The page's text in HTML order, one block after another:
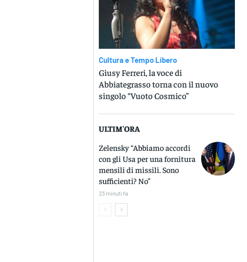
Cultura e Tempo Libero
Giusy Ferreri, la voce di
Abbiategrasso torna con il nuovo
singolo “Vuoto Cosmico”
ULTIM'ORA
Zelensky “Abbiamo accordi
con gli Usa per una fornitura
mensili di missili. Sono
sufficienti? No”
23 minuti fa